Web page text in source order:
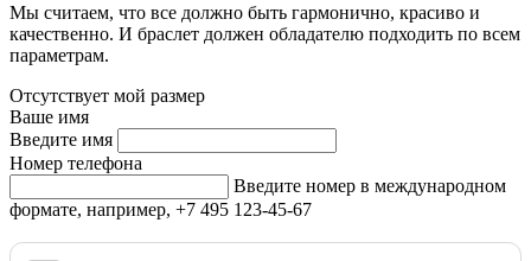
Мы считаем, что все должно быть гармонично, красиво и
качественно. И браслет должен обладателю подходить по всем
параметрам.
Отсутствует мой размер
Ваше имя
Введите имя
Номер телефона
Введите номер в международном
формате, например, +7 495 123-45-67